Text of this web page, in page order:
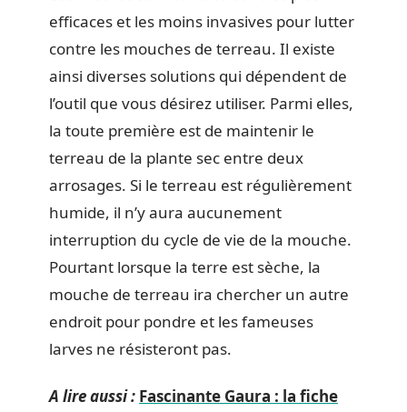
efficaces et les moins invasives pour lutter
contre les mouches de terreau. Il existe
ainsi diverses solutions qui dépendent de
l’outil que vous désirez utiliser. Parmi elles,
la toute première est de maintenir le
terreau de la plante sec entre deux
arrosages. Si le terreau est régulièrement
humide, il n’y aura aucunement
interruption du cycle de vie de la mouche.
Pourtant lorsque la terre est sèche, la
mouche de terreau ira chercher un autre
endroit pour pondre et les fameuses
larves ne résisteront pas.
A lire aussi : Fascinante Gaura : la fiche